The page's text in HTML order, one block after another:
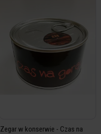
Zegar w konserwie - Czas na